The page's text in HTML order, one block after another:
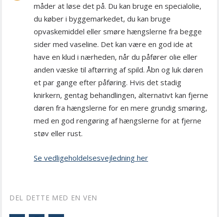
måder at løse det på. Du kan bruge en specialolie,
du køber i byggemarkedet, du kan bruge
opvaskemiddel eller smøre hængslerne fra begge
sider med vaseline. Det kan være en god ide at
have en klud i nærheden, når du påfører olie eller
anden væske til aftørring af spild. Åbn og luk døren
et par gange efter påføring. Hvis det stadig
knirkern, gentag behandlingen, alternativt kan fjerne
døren fra hængslerne for en mere grundig smøring,
med en god rengøring af hængslerne for at fjerne
støv eller rust.
Se vedligeholdelsesvejledning her
DEL DETTE MED EN VEN